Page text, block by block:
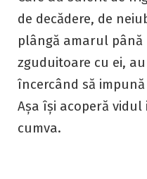
de decădere, de
plângă amarul
zguduitoare cu ei,
încercând să
Așa își acoperă
cumva.